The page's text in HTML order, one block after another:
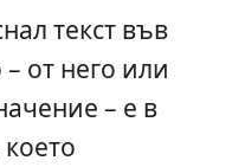
текст във
от него или
– е в